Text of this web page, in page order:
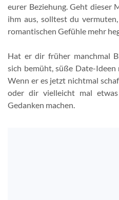
eurer Beziehung. Geht dieser
ihm aus, solltest du
romantischen Gefühle mehr
Hat er dir früher manchmal
sich bemüht, süße Date-
Wenn er es jetzt nichtmal
oder dir vielleicht mal
Gedanken machen.